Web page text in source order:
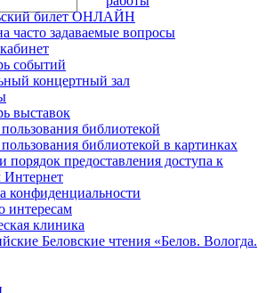
билет ОНЛАЙН
часто задаваемые вопросы
событий
концертный зал
выставок
библиотекой
библиотекой в картинках
порядок предоставления доступа к
Интернет
конфиденциальности
интересам
клиника
Беловские чтения «Белов. Вологда.